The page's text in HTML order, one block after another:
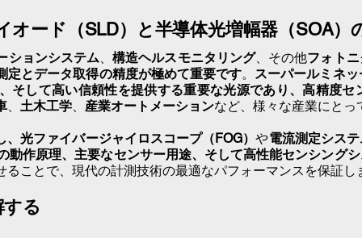
オード（SLD）と半導体光増幅器（SOA
ションシステム、構造ヘルスモニタリング、その他フォトニ
定とデータ取得の精度が極めて重要です。 スーパールミネッ
そして高い信頼性を提供する重要な光源であり、高精度
、土木工学、 産業オートメーションなど、様々な産業にとっ
、光ファイバージャイロスコープ（FOG）や電流測定システ
動作原理、主要なセンサー用途、そして高性能センシング
ることで、現代の計測技術の最適なパフォーマンスを保証し
る